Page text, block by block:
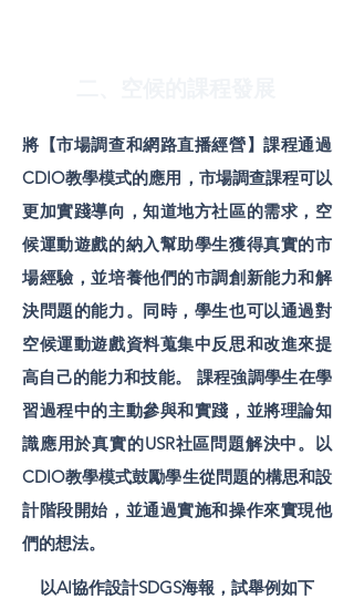
將【市場調查和網路直播經營】課程通過
CDIO教學模式的應用，市場調查課程可以
更加實踐導向，知道地方社區的需求，空
候運動遊戲的納入幫助學生獲得真實的市
場經驗，並培養他們的市調創新能力和解
決問題的能力。同時，學生也可以通過對
空候運動遊戲資料蒐集中反思和改進來提
高自己的能力和技能。 課程強調學生在學
習過程中的主動參與和實踐，並將理論知
識應用於真實的USR社區問題解決中。以
CDIO教學模式鼓勵學生從問題的構思和設
計階段開始，並通過實施和操作來實現他
們的想法。
以AI協作設計SDGS海報，試舉例如下